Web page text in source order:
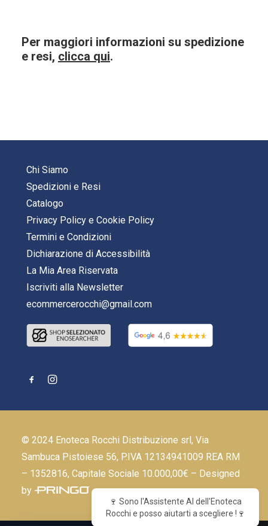
Per maggiori informazioni su spedizione
e resi, clicca qui.
Chi Siamo
Spedizioni e Resi
Catalogo
Privacy Policy e Cookie Policy
Termini e Condizioni
Dichiarazione di Accessibilità
La Mia Area Riservata
Iscriviti alla Newsletter
ecommercerocchi@gmail.com
© 2024 Enoteca Rocchi Distribuzione srl, Via
Sambuca Pistoiese 56, P.IVA 12134941009 REA RM
– 1352816, Capitale Sociale 10.000,00€ – Designed
by
🍷 Sono l'Assistente AI dell'Enoteca
Rocchi e posso aiutarti a scegliere !🍷